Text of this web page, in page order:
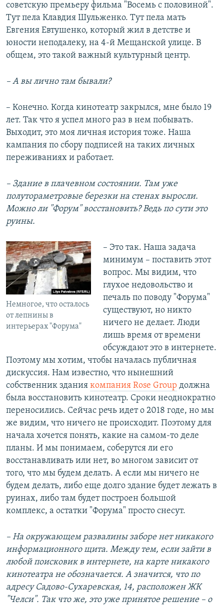
советскую премьеру фильма "Восемь с половиной".
Тут пела Клавдия Шульженко. Тут пела мать
Евгения Евтушенко, который жил в детстве и
юности неподалеку, на 4-й Мещанской улице. В
общем, это такой важный культурный центр.
– А вы лично там бывали?
– Конечно. Когда кинотеатр закрылся, мне было 19
лет. Так что я успел много раз в нем побывать.
Выходит, это моя личная история тоже. Наша
кампания по сбору подписей на таких личных
переживаниях и работает.
– Здание в плачевном состоянии. Там уже
полутораметровые березки на стенах выросли.
Можно ли "Форум" восстановить? Ведь по сути это
руины.
Немногое, что осталось
от лепнины в
интерьерах "Форума"
– Это так. Наша задача
минимум – поставить этот
вопрос. Мы видим, что
глухое недовольство и
печаль по поводу "Форума"
существуют, но никто
ничего не делает. Люди
лишь время от времени
обсуждают это в интернете.
Поэтому мы хотим, чтобы началась публичная
дискуссия. Нам известно, что нынешний
собственник здания компания Rose Group должна
была восстановить кинотеатр. Сроки неоднократно
переносились. Сейчас речь идет о 2018 годе, но мы
же видим, что ничего не происходит. Поэтому для
начала хочется понять, какие на самом-то деле
планы. И мы понимаем, соберутся ли его
восстанавливать или нет, во многом зависит от
того, что мы будем делать. А если мы ничего не
будем делать, либо еще долго здание будет лежать в
руинах, либо там будет построен большой
комплекс, а остатки "Форума" просто снесут.
– На окружающем развалины заборе нет никакого
информационного щита. Между тем, если зайти в
любой поисковик в интернете, на карте никакого
кинотеатра не обозначается. А значится, что по
адресу Садово-Сухаревская, 14, расположен ЖК
"Челси". Так что же, это уже принятое решение – о